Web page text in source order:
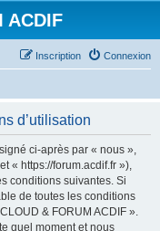
ACDIF
Connexion
Inscription
d’utilisation
ci-après par « nous »,
« https://forum.acdif.fr »),
conditions suivantes. Si
de toutes les conditions
& FORUM ACDIF ».
quel moment et nous